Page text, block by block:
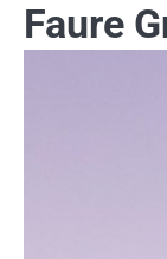
Faure